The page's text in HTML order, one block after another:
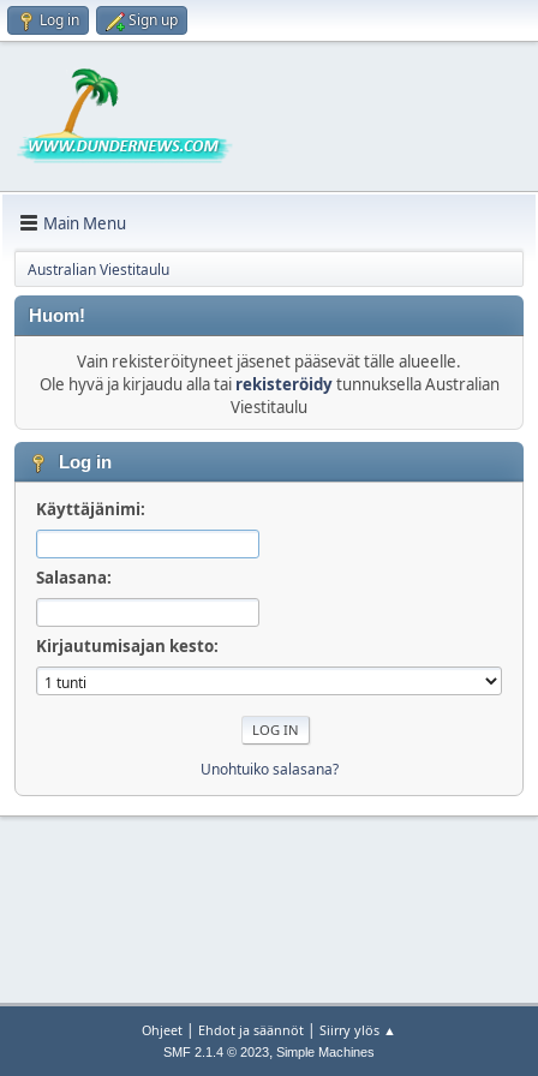
Log in Sign up
Main Menu
Australian Viestitaulu
Huom!
Vain rekisteröityneet jäsenet pääsevät tälle alueelle.
Ole hyvä ja kirjaudu alla tai rekisteröidytunnuksella Australian
Viestitaulu
Log in
Käyttäjänimi:
Salasana:
Kirjautumisajan kesto:
Unohtuiko salasana?
Ohjeet | Ehdot ja säännöt | Siirry ylös ▲
SMF 2.1.4 © 2023, Simple Machines